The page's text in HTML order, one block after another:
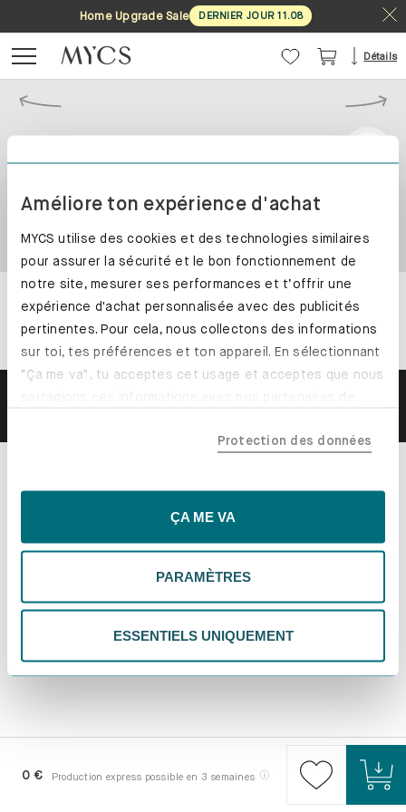
Améliore ton expérience d'achat
MYCS utilise des cookies et des technologies similaires
pour assurer la sécurité et le bon fonctionnement de
notre site, mesurer ses performances et t’offrir une
expérience d'achat personnalisée avec des publicités
pertinentes. Pour cela, nous collectons des informations
sur toi, tes préférences et ton appareil. En sélectionnant
"Ça me va", tu acceptes cet usage et acceptes que nous
tes données pourraient être traitées en dehors de l'UE,
essentiels, ce qui pourrait limiter les contenus
tes préférences. Tu peux modifier tes choix à tout
moment. Pour plus d'informations, consulte notre
politique de confidentialité.
Protection des données
ÇA ME VA
PARAMÈTRES
ESSENTIELS UNIQUEMENT
Home Upgrade Sale DERNIER JOUR 11.08
Détails
0 € Production express possible en 3 semaines